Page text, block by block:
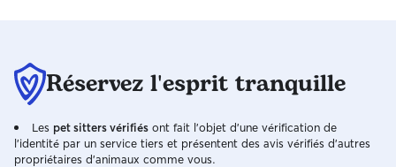
Réservez l'esprit tranquille
Les pet sitters vérifiés ont fait l'objet d'une vérification de
l'identité par un service tiers et présentent des avis vérifiés d'autres
propriétaires d'animaux comme vous.